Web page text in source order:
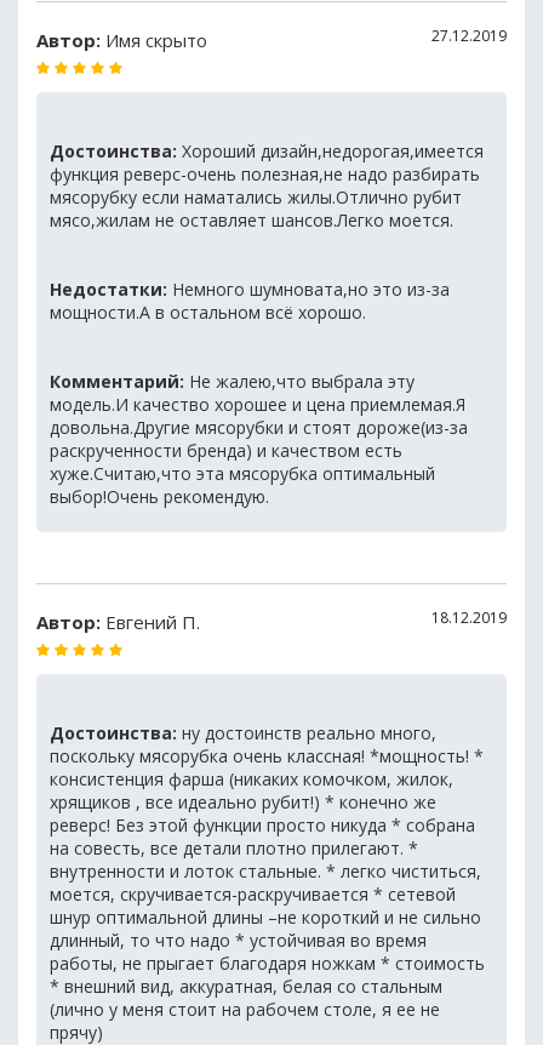
Автор: Имя скрыто 27.12.2019
Достоинства: Хороший дизайн,недорогая,имеется
функция реверс-очень полезная,не надо разбирать
мясорубку если наматались жилы.Отлично рубит
мясо,жилам не оставляет шансов.Легко моется.
Недостатки: Немного шумновата,но это из-за
мощности.А в остальном всё хорошо.
Комментарий: Не жалею,что выбрала эту
модель.И качество хорошее и цена приемлемая.Я
довольна.Другие мясорубки и стоят дороже(из-за
раскрученности бренда) и качеством есть
хуже.Считаю,что эта мясорубка оптимальный
выбор!Очень рекомендую.
Автор: Евгений П. 18.12.2019
Достоинства: ну достоинств реально много,
поскольку мясорубка очень классная! *мощность! *
консистенция фарша (никаких комочком, жилок,
хрящиков , все идеально рубит!) * конечно же
реверс! Без этой функции просто никуда * собрана
на совесть, все детали плотно прилегают. *
внутренности и лоток стальные. * легко чиститься,
моется, скручивается-раскручивается * сетевой
шнур оптимальной длины –не короткий и не сильно
длинный, то что надо * устойчивая во время
работы, не прыгает благодаря ножкам * стоимость
* внешний вид, аккуратная, белая со стальным
(лично у меня стоит на рабочем столе, я ее не
прячу)